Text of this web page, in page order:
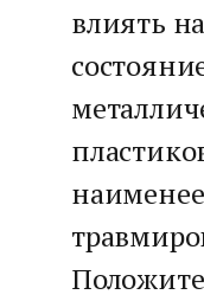
влиять